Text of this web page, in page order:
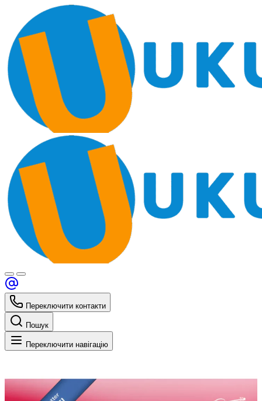
Переключити контакти
Пошук
Переключити навігацію